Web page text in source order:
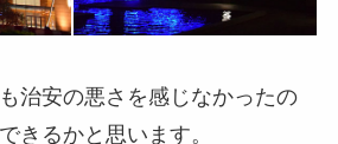
治安の悪さを感じなかったの
きるかと思います。